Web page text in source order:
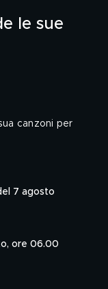
le sue
canzoni per
7 agosto
ore 06.00